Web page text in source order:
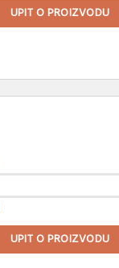
UPIT O PROIZVODU
UPIT O PROIZVODU